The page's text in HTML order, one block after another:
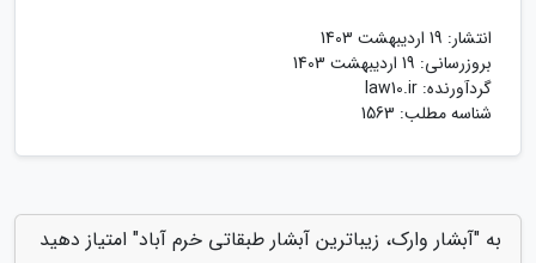
انتشار: 19 اردیبهشت 1403
بروزرسانی: 19 اردیبهشت 1403
گردآورنده: law10.ir
شناسه مطلب: 1563
به "آبشار وارک، زیباترین آبشار طبقاتی خرم آباد" امتیاز دهید